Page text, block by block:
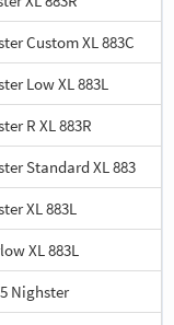
Custom XL 883C
Low XL 883L
R XL 883R
Standard XL 883
XL 883L
XL 883L
Nighster